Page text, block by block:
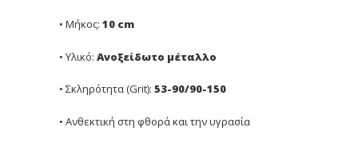
• Μήκος: 10 cm
• Υλικό: Ανοξείδωτο μέταλλο
• Σκληρότητα (Grit): 53-90/90-150
• Ανθεκτική στη φθορά και την υγρασία